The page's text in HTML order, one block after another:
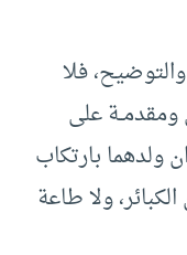
فلا
على
ولدهما بارتكاب
ولا طاعة